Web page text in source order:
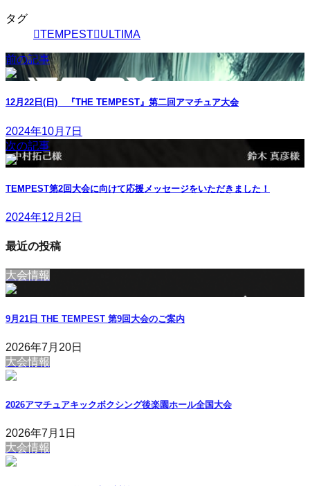
タグ
TEMPEST
ULTIMA
前の記事
12月22日(日) 『THE TEMPEST』第二回アマチュア大会
2024年10月7日
次の記事
TEMPEST第2回大会に向けて応援メッセージをいただきました！
2024年12月2日
最近の投稿
大会情報
9月21日 THE TEMPEST 第9回大会のご案内
2026年7月20日
大会情報
2026アマチュアキックボクシング後楽園ホール全国大会
2026年7月1日
大会情報